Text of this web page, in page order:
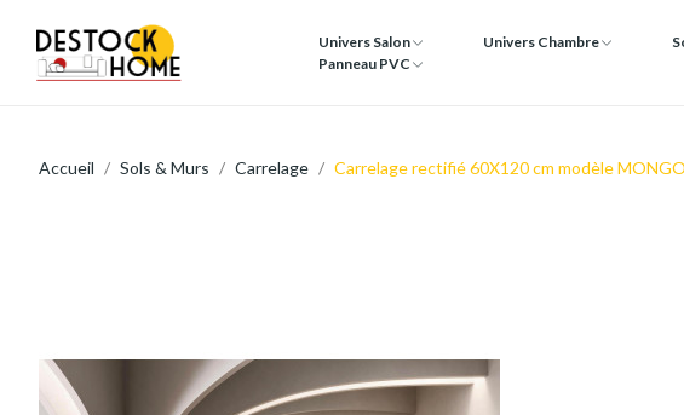
Univers Salon Univers Chambre
Panneau PVC
Accueil Sols & Murs Carrelage Carrelage rectifié 60X120 cm modèle